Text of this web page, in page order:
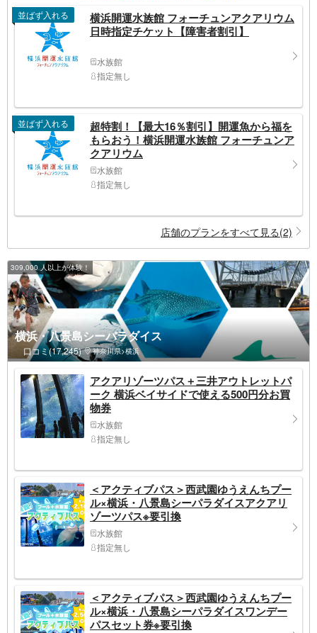
横浜開運水族館 フォーチュンアクアリウム
日時指定チケット【障害者割引】
水族館
指定無し
並ばず入れる
超特割！【最大16％割引】開運魚から福を
もらおう！横浜開運水族館 フォーチュンア
クアリウム
水族館
指定無し
並ばず入れる
店舗のプランをすべて見る(2)
309,000 人以上が体験！
横浜・八景島シーパラダイス
口コミ(17,245) 神奈川県>横浜
アクアリゾーツパス＋三井アウトレットパ
ーク 横浜ベイサイドで使える500円分お買
物券
水族館
指定無し
＜アクティブパス＞西武園ゆうえんちプー
ル×横浜・八景島シーパラダイスアクアリ
ゾーツパス※要引換
水族館
指定無し
＜アクティブパス＞西武園ゆうえんちプー
ル×横浜・八景島シーパラダイスワンデー
パスセット券※要引換